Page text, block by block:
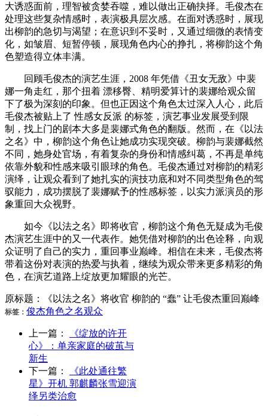
大诱惑面前，理智被贪婪吞噬，难以做出正确抉择。毛俊杰在
处理这些复杂情感时，表演极具层次感。在面对诱惑时，展现
出柳韵的急切与渴望；在意识到不妥时，又通过细微的表情变
化，如皱眉、短暂停顿，展现角色内心的挣扎，将柳韵这个角
色塑造得立体丰满。
回顾毛俊杰的演艺生涯，2008 年凭借《丑女无敌》中裴
娜一角走红，那个扭着 漂移臀、精明爱算计的裴娜给观众留
下了极为深刻的印象。但也正因这个角色太过深入人心，此后
毛俊杰被贴上了 性感女反派 的标签，演艺事业发展受到限
制，找上门的剧本大多是裴娜式角色的翻版。然而，在《以法
之名》中，柳韵这个角色让她成功实现突破。柳韵与裴娜截然
不同，她身处官场，有着复杂的身份和情感纠葛，不再是单纯
依靠外貌和性感来吸引眼球的角色。毛俊杰通过对柳韵的精彩
演绎，让观众看到了她扎实的演技功底和对不同类型角色的驾
驭能力，成功摆脱了裴娜赋予的性感标签，以实力派演员的形
象重回大众视野。
如今《以法之名》即将收官，柳韵这个角色无疑成为毛俊
杰演艺生涯中的又一代表作。她凭借对柳韵的出色诠释，向观
众证明了自己的实力，重回事业巅峰。相信在未来，毛俊杰将
带着这份对表演的热爱与执着，继续为观众带来更多精彩的角
色，在演艺道路上绽放更加耀眼的光芒。
原标题：《以法之名》将收官 柳韵的 “蠢” 让毛俊杰重回巅峰
标签： 俊杰角色之名观众
上一篇：
《绽放的许开
心》：单亲家庭的破茧与
新生
下一篇：
《此处通往繁
星》开机 郭麒麟张雪迎演
绎另类治愈